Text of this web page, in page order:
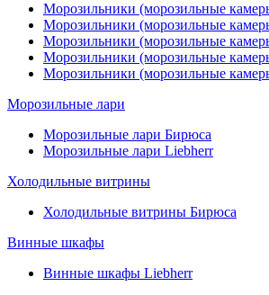
Морозильники (морозильные
Морозильники (морозильные
Морозильники (морозильные
Морозильники (морозильные
Морозильники (морозильные
Морозильные лари
Морозильные лари Бирюса
Морозильные лари Liebherr
Холодильные витрины
Холодильные витрины Бирюса
Винные шкафы
Винные шкафы Liebherr